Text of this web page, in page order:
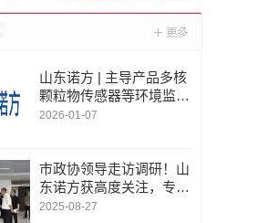
山东诺方 | 主导产品多核
颗粒物传感器等环境监测
自动化解决方案
2026-01-07
市政协领导走访调研！山
东诺方获高度关注，专精
特新实力引瞩目​
2025-08-27